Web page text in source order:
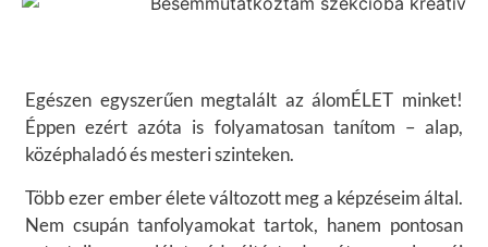
Egészen egyszerűen megtalált az álomÉLET minket!
Éppen ezért azóta is folyamatosan tanítom – alap,
középhaladó és mesteri szinteken.
Több ezer ember élete változott meg a képzéseim által.
Nem csupán tanfolyamokat tartok, hanem pontosan